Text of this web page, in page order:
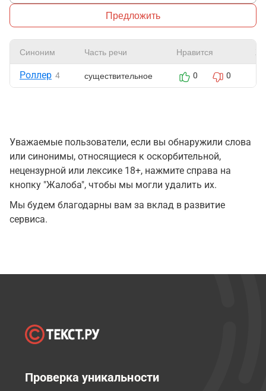
Предложить
Синоним Часть речи Нравится
Роллер 4 существительное 0 0
Уважаемые пользователи, если вы обнаружили слова
или синонимы, относящиеся к оскорбительной,
нецензурной или лексике 18+, нажмите справа на
кнопку "Жалоба", чтобы мы могли удалить их.
Мы будем благодарны вам за вклад в развитие
сервиса.
Проверка уникальности